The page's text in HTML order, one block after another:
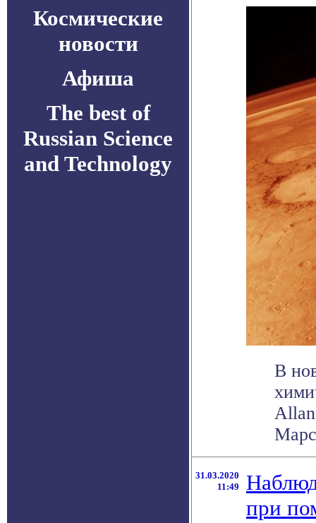
Космические
новости
Афиша
The best of
Russian Science
and Technology
В
31.03.2020
11:49
при